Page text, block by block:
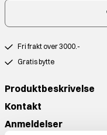
Fri frakt over 3000.-
Gratis bytte
Produktbeskrivelse
Kontakt
Anmeldelser